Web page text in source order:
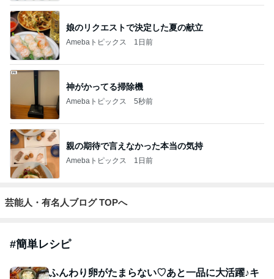
娘のリクエストで決定した夏の献立
Amebaトピックス 1日前
神がかってる掃除機
Amebaトピックス 5秒前
親の期待で言えなかった本当の気持
Amebaトピックス 1日前
芸能人・有名人ブログ TOPへ
#簡単レシピ
ふんわり卵がたまらない♡あと一品に大活躍♪キ